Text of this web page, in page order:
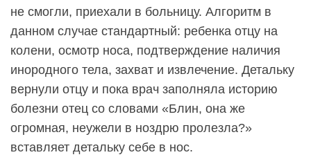
не смогли, приехали в больницу. Алгоритм в
данном случае стандартный: ребенка отцу на
колени, осмотр носа, подтверждение наличия
инородного тела, захват и извлечение. Детальку
вернули отцу и пока врач заполняла историю
болезни отец со словами «Блин, она же
огромная, неужели в ноздрю пролезла?»
вставляет детальку себе в нос.